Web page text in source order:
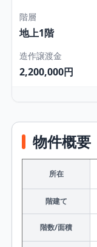
階層
地上1階
造作譲渡金
2,200,000円
物件概要
所在
階建て
階数/面積